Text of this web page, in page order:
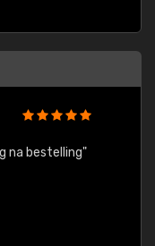
na bestelling"